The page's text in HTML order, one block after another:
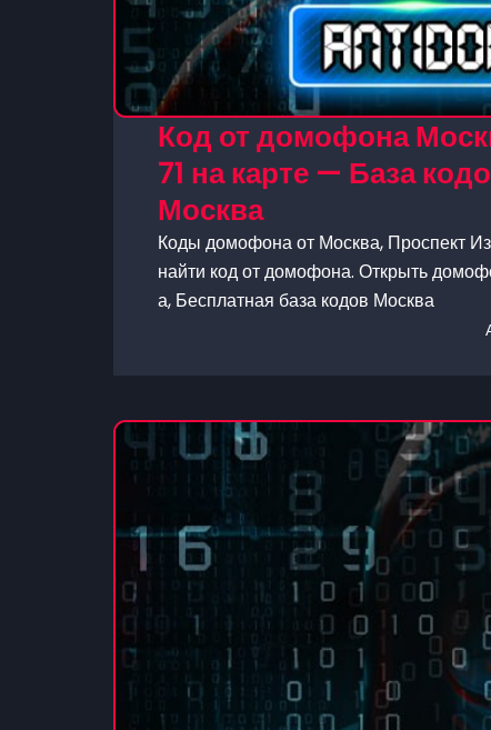
Код от домофона
71 на карте — База
Москва
Коды домофона от Москва, Проспект
найти код от домофона. Открыть
а, Бесплатная база кодов Москва